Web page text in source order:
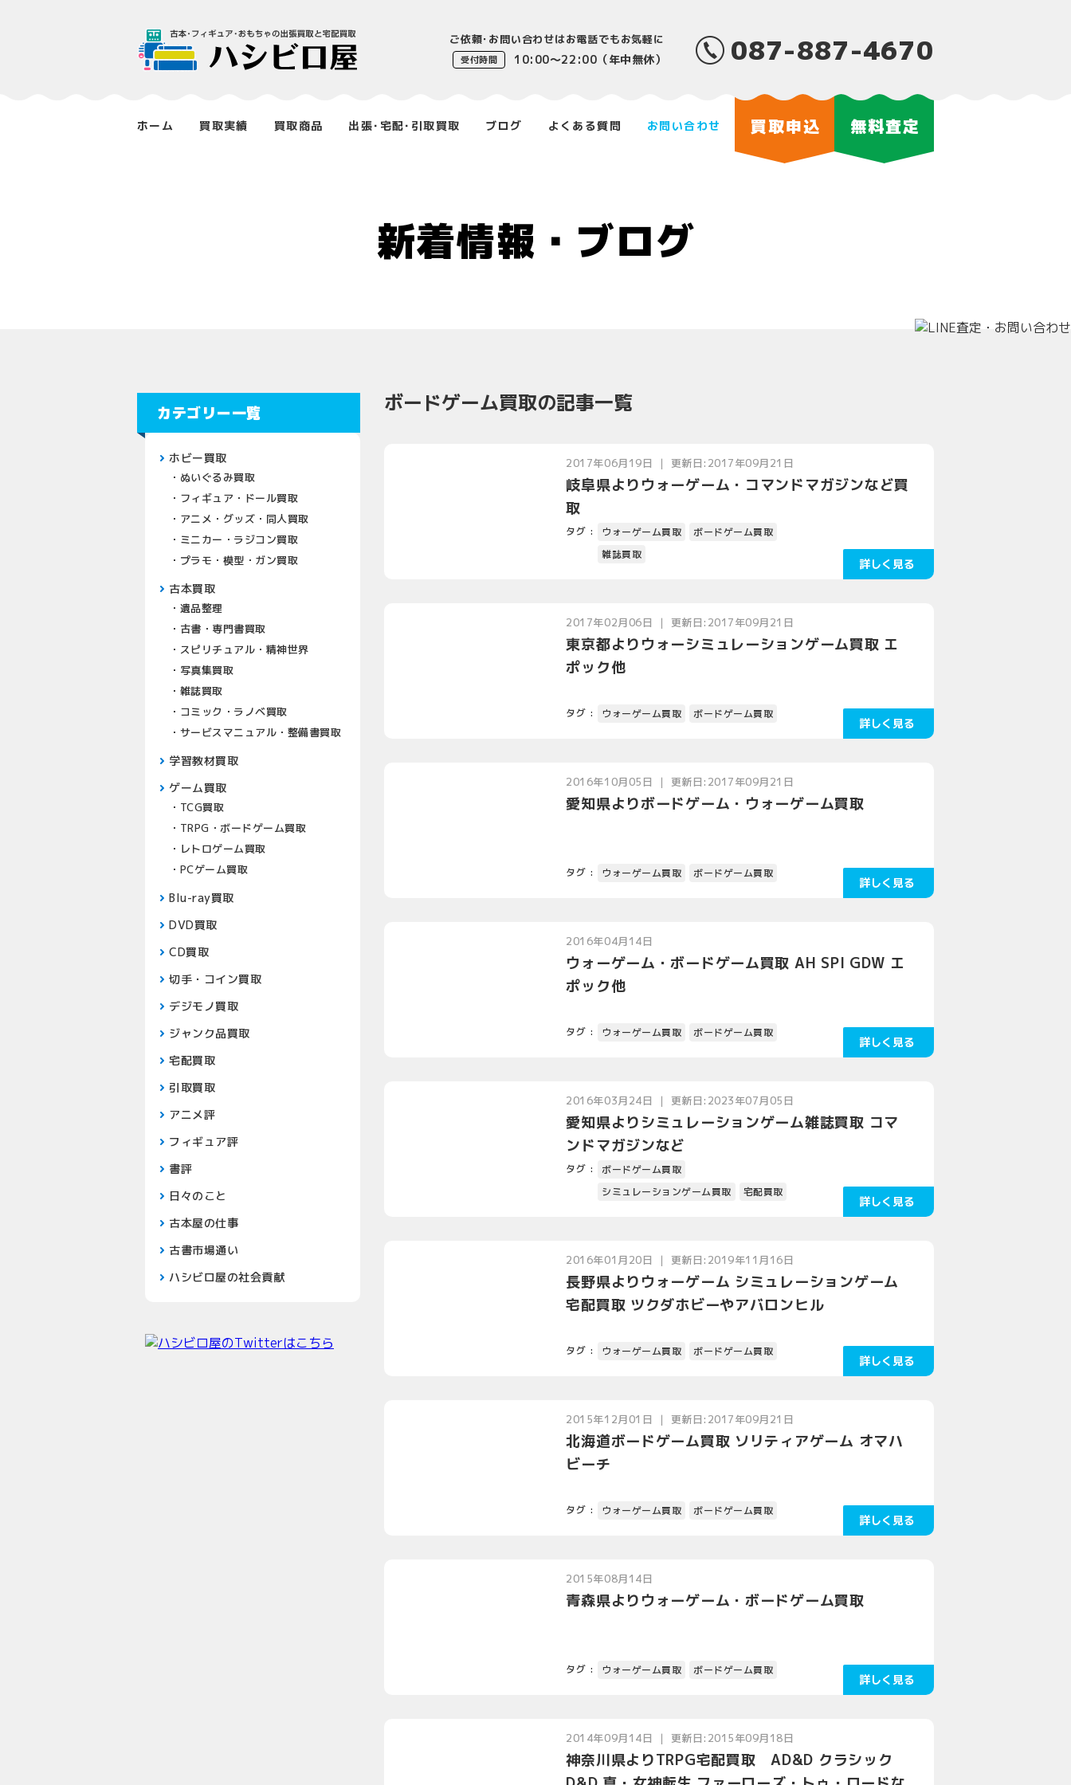
087-887-4670
ご依頼･お問い合わせはお電話でもお気軽に
受付時間 10:00〜22:00（年中無休）
ホーム 買取実績 買取商品 出張･宅配･引取買取 ブログ よくある質問 お問い合わせ 買取申込 無料査定
新着情報・ブログ
カテゴリー一覧
ホビー買取
ぬいぐるみ買取
フィギュア・ドール買取
アニメ・グッズ・同人買取
ミニカー・ラジコン買取
プラモ・模型・ガン買取
古本買取
遺品整理
古書・専門書買取
スピリチュアル・精神世界
写真集買取
雑誌買取
コミック・ラノベ買取
サービスマニュアル・整備書買取
学習教材買取
ゲーム買取
TCG買取
TRPG・ボードゲーム買取
レトロゲーム買取
PCゲーム買取
Blu-ray買取
DVD買取
CD買取
切手・コイン買取
デジモノ買取
ジャンク品買取
宅配買取
引取買取
アニメ評
フィギュア評
書評
日々のこと
古本屋の仕事
古書市場通い
ハシビロ屋の社会貢献
ボードゲーム買取の記事一覧
2017年06月19日 ｜ 更新日:2017年09月21日
岐阜県よりウォーゲーム・コマンドマガジンなど買
取
タグ : ウォーゲーム買取
ボードゲーム買取
雑誌買取
2017年02月06日 ｜ 更新日:2017年09月21日
東京都よりウォーシミュレーションゲーム買取 エ
ポック他
タグ : ウォーゲーム買取 ボードゲーム買取
2016年10月05日 ｜ 更新日:2017年09月21日
愛知県よりボードゲーム・ウォーゲーム買取
タグ : ウォーゲーム買取 ボードゲーム買取
2016年04月14日
ウォーゲーム・ボードゲーム買取 AH SPI GDW エ
ポック他
タグ : ウォーゲーム買取 ボードゲーム買取
2016年03月24日 ｜ 更新日:2023年07月05日
愛知県よりシミュレーションゲーム雑誌買取 コマ
ンドマガジンなど
タグ :
ボードゲーム買取
シミュレーションゲーム買取
宅配買取
2016年01月20日 ｜ 更新日:2019年11月16日
長野県よりウォーゲーム シミュレーションゲーム
宅配買取 ツクダホビーやアバロンヒル
タグ : ウォーゲーム買取 ボードゲーム買取
2015年12月01日 ｜ 更新日:2017年09月21日
北海道ボードゲーム買取 ソリティアゲーム オマハ
ビーチ
タグ : ウォーゲーム買取 ボードゲーム買取
2015年08月14日
青森県よりウォーゲーム・ボードゲーム買取
タグ : ウォーゲーム買取 ボードゲーム買取
2014年09月14日 ｜ 更新日:2015年09月18日
神奈川県よりTRPG宅配買取 AD&D クラシック